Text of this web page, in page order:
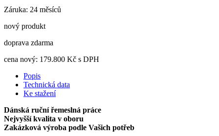
Záruka: 24 měsíců
nový produkt
doprava zdarma
cena nový: 179.800 Kč s DPH
Popis
Technická data
Ke stažení
Dánská ruční řemeslná práce
Nejvyšší kvalita v oboru
Zakázková výroba podle Vašich potřeb